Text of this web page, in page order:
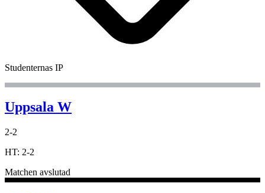
Studenternas IP
Uppsala W
2-2
HT: 2-2
Matchen avslutad